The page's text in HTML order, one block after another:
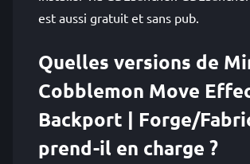
est aussi gratuit et sans pub.
Quelles versions de
Cobblemon Move
Backport | Forge/
prend-il en charge ?